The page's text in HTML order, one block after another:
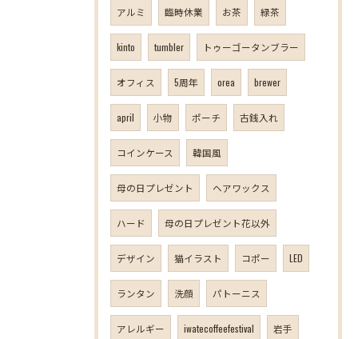
アルミ 臨時休業 お茶 緑茶
kinto tumbler トゥーゴータンブラー
オフィス 5周年 orea brewer
april 小物 ポーチ 古銭入れ
コインケース 韓国風
母の日プレゼント ヘアワックス
ハード 母の日プレゼント花以外
デザイン 猫イラスト コポー LED
ランタン 洗顔 パトーニス
アレルギー iwatecoffeefestival 岩手